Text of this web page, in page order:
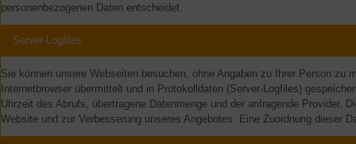
personenbezogenen Daten entscheidet.
Server-Logfiles
Sie können unsere Webseiten besuchen, ohne Angaben zu Ihrer Person
Internetbrowser übermittelt und in Protokolldaten (Server-Logfiles)
Uhrzeit des Abrufs, übertragene Datenmenge und der anfragende Provider.
Website und zur Verbesserung unseres Angebotes. Eine Zuordnung dieser